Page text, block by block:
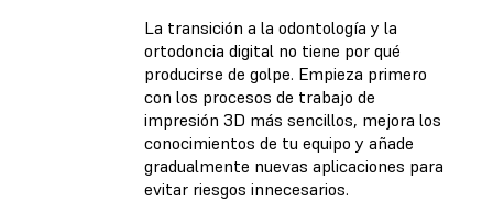
La transición a la odontología y la
ortodoncia digital no tiene por qué
producirse de golpe. Empieza primero
con los procesos de trabajo de
impresión 3D más sencillos, mejora los
conocimientos de tu equipo y añade
gradualmente nuevas aplicaciones para
evitar riesgos innecesarios.